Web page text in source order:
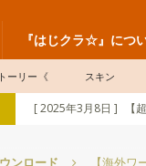
『はじクラ☆』につ
ーリー《 スキン
[ 2025年3月8日 ]
【
ンロード
【海外ワ